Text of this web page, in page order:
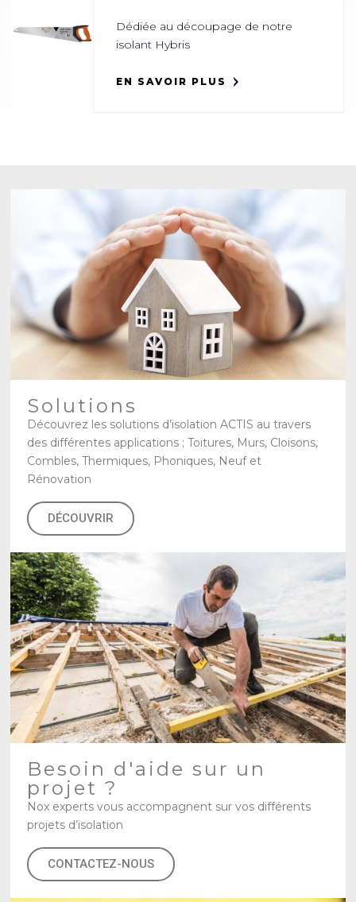
Dédiée au découpage de notre
isolant Hybris
EN SAVOIR PLUS
Solutions
Découvrez les solutions d’isolation ACTIS au travers
des différentes applications ; Toitures, Murs, Cloisons,
Combles, Thermiques, Phoniques, Neuf et
Rénovation
DÉCOUVRIR
Besoin d'aide sur un
projet ?
Nox experts vous accompagnent sur vos différents
projets d’isolation
CONTACTEZ-NOUS